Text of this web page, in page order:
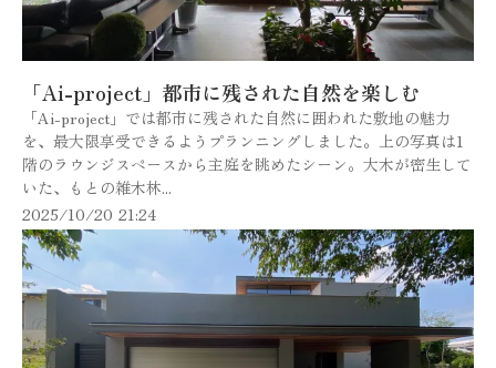
「Ai-project」都市に残された自然を楽しむ
「Ai-project」では都市に残された自然に囲われた敷地の魅力
を、最大限享受できるようプランニングしました。上の写真は1
階のラウンジスペースから主庭を眺めたシーン。大木が密生して
いた、もとの雑木林...
2025/10/20 21:24